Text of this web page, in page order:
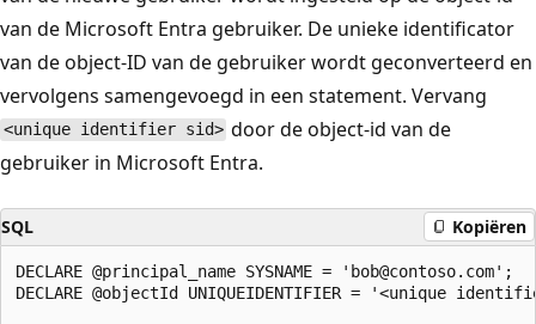
van de Microsoft Entra gebruiker. De unieke identificator
van de object-ID van de gebruiker wordt geconverteerd en
vervolgens samengevoegd in een statement. Vervang
<unique identifier sid> door de object-id van de
gebruiker in Microsoft Entra.
SQL Kopiëren
DECLARE @principal_name SYSNAME = 'bob@contoso.com';
DECLARE @objectId UNIQUEIDENTIFIER = '<unique